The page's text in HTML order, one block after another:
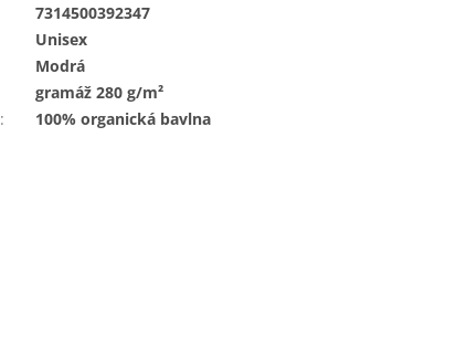
7314500392347
Unisex
Modrá
gramáž 280 g/m²
: 100% organická bavlna